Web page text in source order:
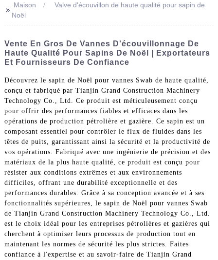
>> Maison
Valve d'écouvillon de haute qualité pour sapin de
Noël
Vente En Gros De Vannes D'écouvillonnage De
Haute Qualité Pour Sapins De Noël | Exportateurs
Et Fournisseurs De Confiance
Découvrez le sapin de Noël pour vannes Swab de haute qualité,
conçu et fabriqué par Tianjin Grand Construction Machinery
Technology Co., Ltd. Ce produit est méticuleusement conçu
pour offrir des performances fiables et efficaces dans les
opérations de production pétrolière et gazière. Ce sapin est un
composant essentiel pour contrôler le flux de fluides dans les
têtes de puits, garantissant ainsi la sécurité et la productivité de
vos opérations. Fabriqué avec une ingénierie de précision et des
matériaux de la plus haute qualité, ce produit est conçu pour
résister aux conditions extrêmes et aux environnements
difficiles, offrant une durabilité exceptionnelle et des
performances durables. Grâce à sa conception avancée et à ses
fonctionnalités supérieures, le sapin de Noël pour vannes Swab
de Tianjin Grand Construction Machinery Technology Co., Ltd.
est le choix idéal pour les entreprises pétrolières et gazières qui
cherchent à optimiser leurs processus de production tout en
maintenant les normes de sécurité les plus strictes. Faites
confiance à l'expertise et au savoir-faire de Tianjin Grand